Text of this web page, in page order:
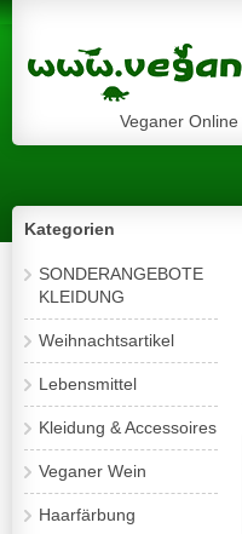
Veganer
Kategorien
SONDERANGEBOTE
KLEIDUNG
Weihnachtsartikel
Lebensmittel
Kleidung & Accessoires
Veganer Wein
Haarfärbung